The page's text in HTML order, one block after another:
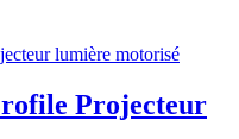
Projecteur